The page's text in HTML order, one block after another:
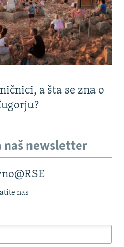
a šta se zna o
naš newsletter
nas